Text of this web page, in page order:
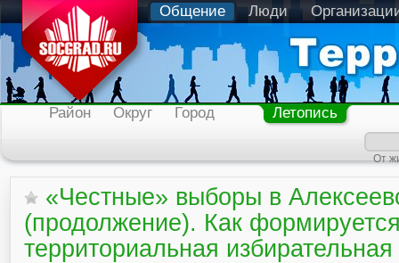
Общение Люди
Район Округ Город Летопись
От
«Честные» выборы в
(продолжение). Как
территориальная